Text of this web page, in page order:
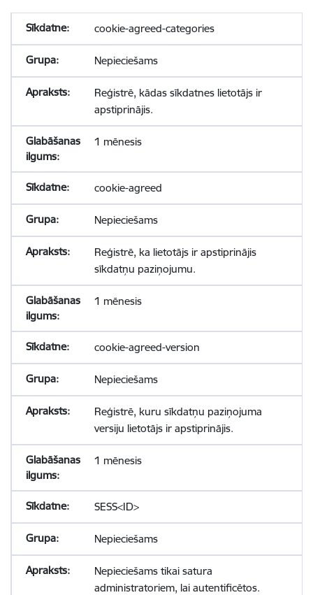
cookie-agreed-categories
Nepieciešams
Reģistrē, kādas sīkdatnes lietotājs ir
apstiprinājis.
1 mēnesis
cookie-agreed
Nepieciešams
Reģistrē, ka lietotājs ir apstiprinājis
sīkdatņu paziņojumu.
1 mēnesis
cookie-agreed-version
Nepieciešams
Reģistrē, kuru sīkdatņu paziņojuma
versiju lietotājs ir apstiprinājis.
1 mēnesis
SESS<ID>
Nepieciešams
Nepieciešams tikai satura
administratoriem, lai autentificētos.